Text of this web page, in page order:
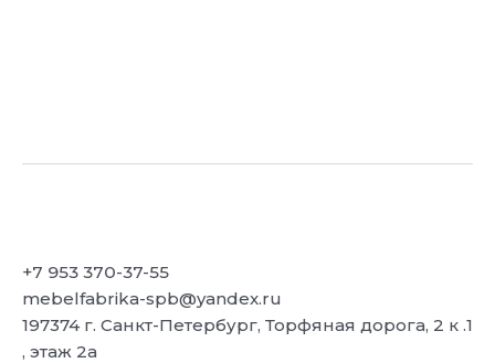
+7 953 370-37-55
mebelfabrika-spb@yandex.ru
197374 г. Санкт-Петербург, Торфяная дорога, 2 к .1
, этаж 2а